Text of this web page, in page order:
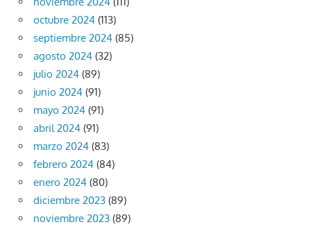
octubre 2024 (113)
septiembre 2024 (85)
agosto 2024 (32)
julio 2024 (89)
junio 2024 (91)
mayo 2024 (91)
abril 2024 (91)
marzo 2024 (83)
febrero 2024 (84)
enero 2024 (80)
diciembre 2023 (89)
noviembre 2023 (89)